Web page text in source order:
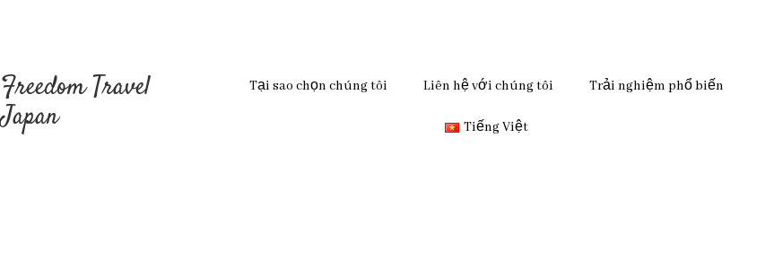
Freedom Travel
Japan
Tại sao chọn chúng tôi Liên hệ với chúng tôi Trải nghiệm phổ biến
Tiếng Việt